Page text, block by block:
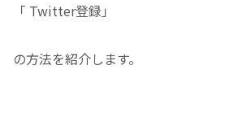
「 Twitter登録」
の方法を紹介します。